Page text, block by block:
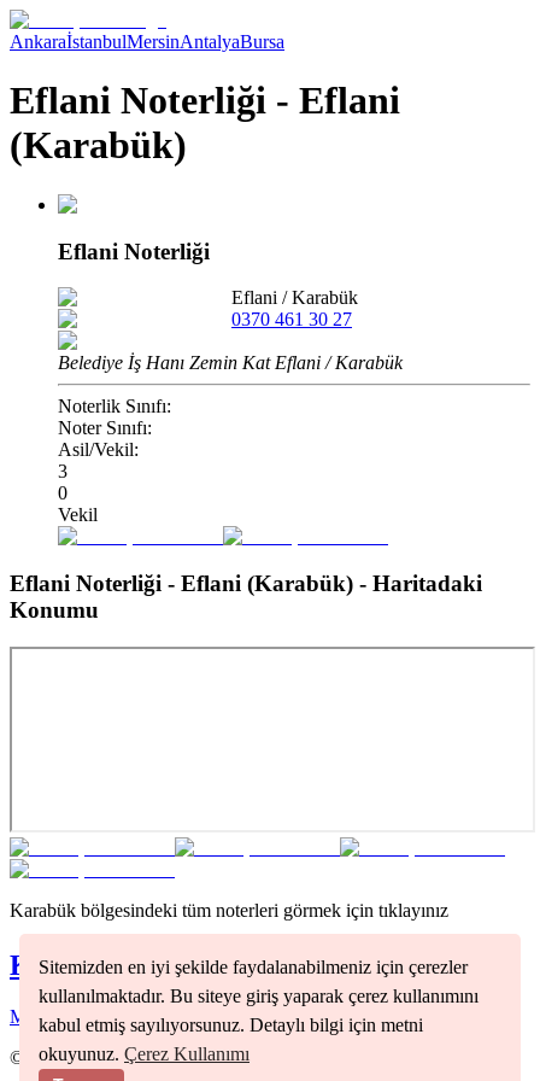
Sitemizden en iyi şekilde faydalanabilmeniz için çerezler
kullanılmaktadır. Bu siteye giriş yaparak çerez kullanımını
kabul etmiş sayılıyorsunuz. Detaylı bilgi için metni
okuyunuz. Çerez Kullanımı
AnkaraİstanbulMersinAntalyaBursa
Eflani Noterliği - Eflani
(Karabük)
Eflani Noterliği
Eflani /Karabük
0370 461 30 27
Belediye İş Hanı Zemin Kat Eflani / Karabük
Noterlik Sınıfı:
Noter Sınıfı:
Asil/Vekil:
3
0
Vekil
Eflani Noterliği - Eflani (Karabük) - Haritadaki
Konumu
Karabük bölgesindeki tüm noterleri görmek için tıklayınız
KarabükNoterleri
Merkez (1
©
2026Nöbetçi Noter